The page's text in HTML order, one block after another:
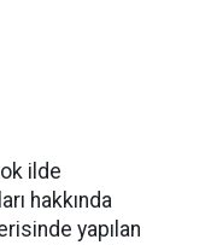
ilde
hakkında
yapılan